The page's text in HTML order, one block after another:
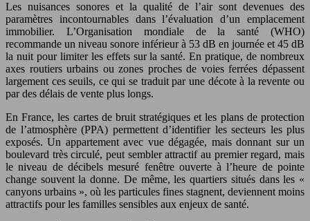
Les nuisances sonores et la qualité de l’air sont devenues des
paramètres incontournables dans l’évaluation d’un emplacement
immobilier. L’Organisation mondiale de la santé (WHO)
recommande un niveau sonore inférieur à 53 dB en journée et 45 dB
la nuit pour limiter les effets sur la santé. En pratique, de nombreux
axes routiers urbains ou zones proches de voies ferrées dépassent
largement ces seuils, ce qui se traduit par une décote à la revente ou
par des délais de vente plus longs.
En France, les cartes de bruit stratégiques et les plans de protection
de l’atmosphère (PPA) permettent d’identifier les secteurs les plus
exposés. Un appartement avec vue dégagée, mais donnant sur un
boulevard très circulé, peut sembler attractif au premier regard, mais
le niveau de décibels mesuré fenêtre ouverte à l’heure de pointe
change souvent la donne. De même, les quartiers situés dans les «
canyons urbains », où les particules fines stagnent, deviennent moins
attractifs pour les familles sensibles aux enjeux de santé.